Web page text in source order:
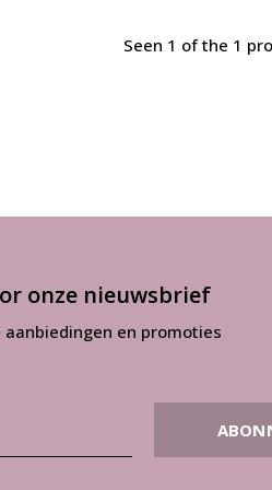
Seen 1 of the 1
onze nieuwsbrief
en promoties